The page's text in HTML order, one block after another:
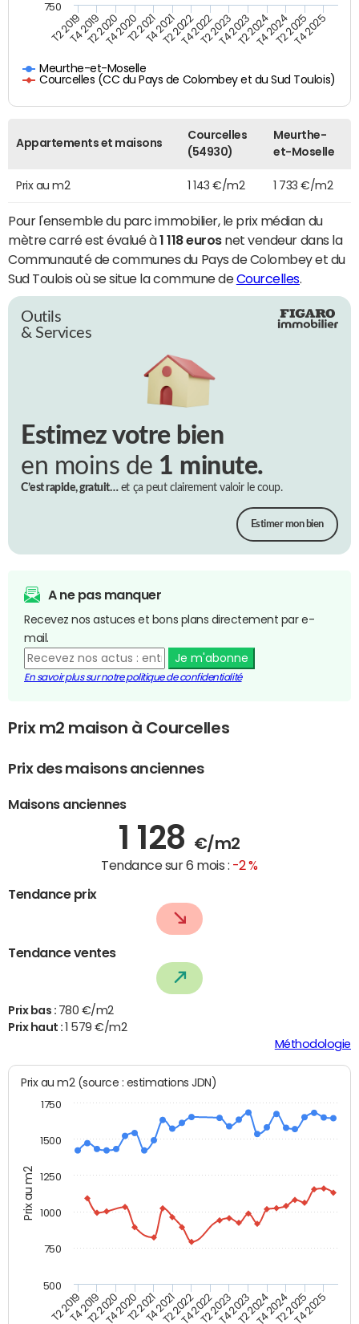
Meurthe-et-Moselle
Courcelles (CC du Pays de Colombey et du Sud Toulois)
T2 2019T4 2019T2 2020T4 2020T2 2021T4 2021T2 2022T4 2022T2 2023T4 2023T2 2024T4 2024T2 2025T4 2025
750
Appartements et maisons
Courcelles
(54930)
Meurthe-
et-Moselle
Prix au m2 1 143 €/m2 1 733 €/m2
Pour l'ensemble du parc immobilier, le prix médian du
mètre carré est évalué à1 118 eurosnet vendeur dans la
Communauté de communes du Pays de Colombey et du
Sud Toulois où se situe la commune deCourcelles.
Outils
& Services
Estimez votre bien
en moins de 1 minute.
C’est rapide, gratuit…et ça peut clairement valoir le coup.
Estimer mon bien
A ne pas manquer
Recevez nos astuces et bons plans directement par e-
mail.
Je m'abonne
En savoir plus sur notre politique de confidentialité
Prix m2 maison à Courcelles
Prix des maisons anciennes
Maisons anciennes
1 128 €/m2
Tendance sur 6 mois : -2 %
Tendance prix
Tendance ventes
Prix bas : 780 €/m2
Prix haut :
1 579 €/m2
Méthodologie
Prix au m2
Prix au m2 (source : estimations JDN)
T2 2019T4 2019T2 2020T4 2020T2 2021T4 2021T2 2022T4 2022T2 2023T4 2023T2 2024T4 2024T2 2025T4 2025
500
750
1000
1250
1500
1750